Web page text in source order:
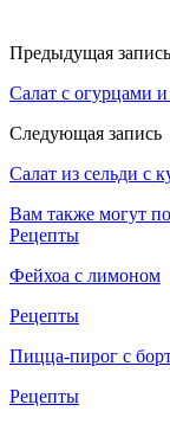
Предыдущая запись
Салат с огурцами
Следующая запись
Салат из сельди с
Вам также могут
Рецепты
Фейхоа с лимоном
Рецепты
Пицца-пирог с
Рецепты